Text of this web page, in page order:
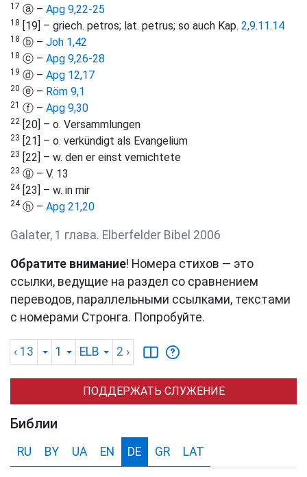
17 ⓐ – Apg 9,22-25
18 [19] – griech. petros; lat. petrus; so auch Kap. 2,9.11.14
18 ⓑ – Joh 1,42
18 ⓒ – Apg 9,26-28
19 ⓓ – Apg 12,17
20 ⓔ – Röm 9,1
21 ⓕ – Apg 9,30
22 [20] – o. Versammlungen
23 [21] – o. verkündigt als Evangelium
23 [22] – w. den er einst vernichtete
23 ⓖ – V. 13
24[23] – w. in mir
24ⓗ – Apg 21,20
Galater, 1 глава. Elberfelder Bibel 2006
Обратите внимание! Номера стихов — это
ссылки, ведущие на раздел со сравнением
переводов, параллельными ссылками, текстами
с номерами Стронга. Попробуйте.
‹ 13 1 ELB 2 ›
ПОДДЕРЖАТЬ СЛУЖЕНИЕ
Библии
RU BY UA EN DE GR LAT